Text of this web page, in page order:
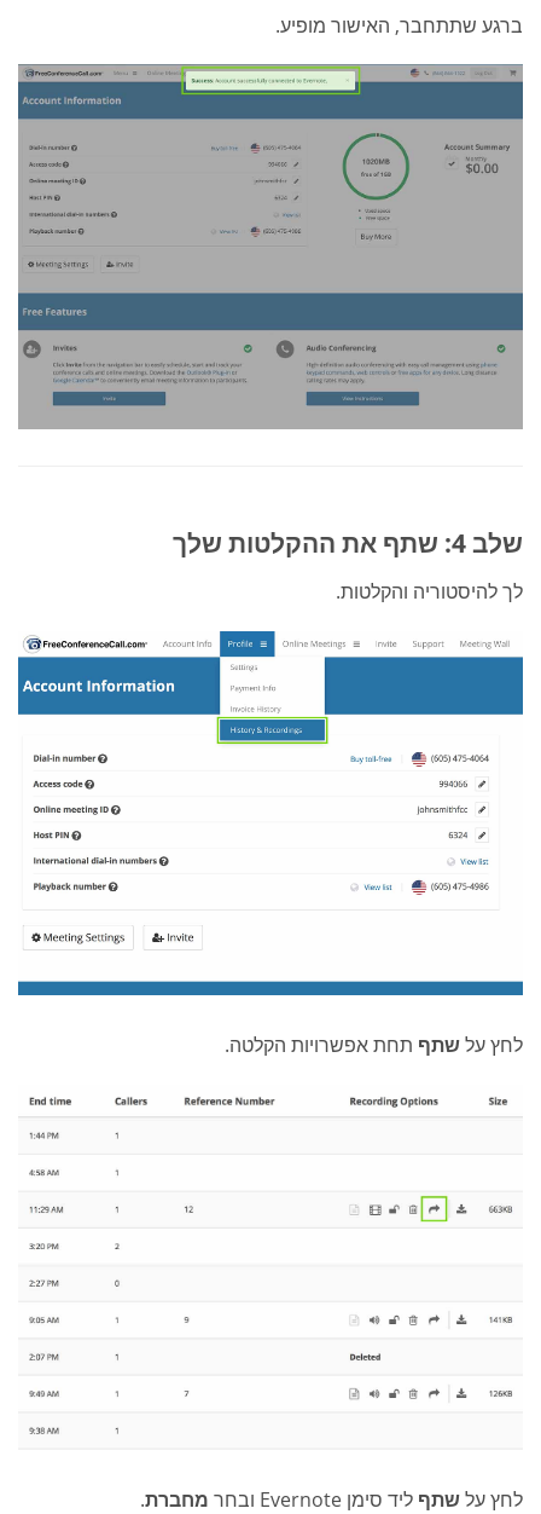
ברגע שתתחבר, האישור מופיע.
שלב 4: שתף את ההקלטות שלך
לך להיסטוריה והקלטות.
לחץ עלשתף תחת אפשרויות הקלטה.
לחץ עלשתף ליד סימן Evernote ובחר מחברת.